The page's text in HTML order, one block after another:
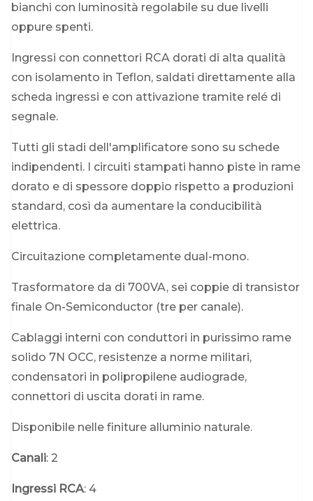
bianchi con luminosità regolabile su due livelli
oppure spenti.
Ingressi con connettori RCA dorati di alta qualità
con isolamento in Teflon, saldati direttamente alla
scheda ingressi e con attivazione tramite relé di
segnale.
Tutti gli stadi dell'amplificatore sono su schede
indipendenti. I circuiti stampati hanno piste in rame
dorato e di spessore doppio rispetto a produzioni
standard, così da aumentare la conducibilità
elettrica.
Circuitazione completamente dual-mono.
Trasformatore da di 700VA, sei coppie di transistor
finale On-Semiconductor (tre per canale).
Cablaggi interni con conduttori in purissimo rame
solido 7N OCC, resistenze a norme militari,
condensatori in polipropilene audiograde,
connettori di uscita dorati in rame.
Disponibile nelle finiture alluminio naturale.
Canali: 2
Ingressi RCA: 4